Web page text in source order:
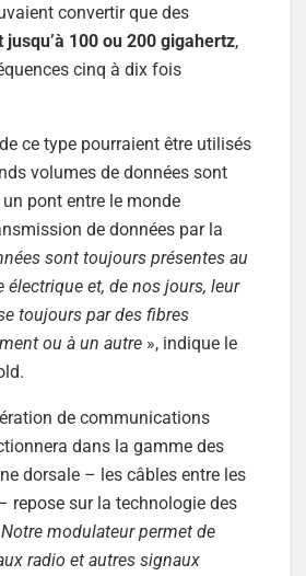
convertir que des
100 ou 200 gigahertz,
cinq à dix fois
de ce type pourraient être utilisés
volumes de données sont
pont entre le monde
de données par la
sont toujours présentes au
électrique et, de nos jours, leur
toujours par des fibres
ou à un autre », indique le
de communications
dans la gamme des
dorsale – les câbles entre les
repose sur la technologie des
Notre modulateur permet de
radio et autres signaux